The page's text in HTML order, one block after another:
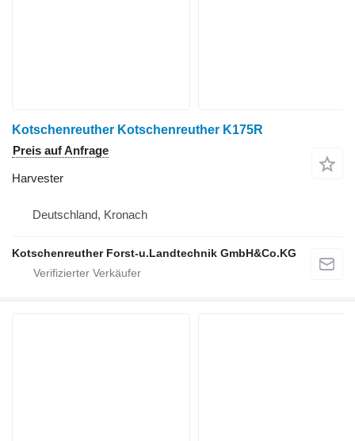
Kotschenreuther Kotschenreuther K175R
Preis auf Anfrage
Harvester
Deutschland, Kronach
Kotschenreuther Forst-u.Landtechnik GmbH&Co.KG